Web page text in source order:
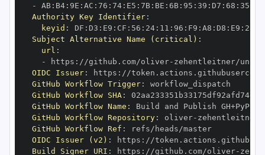
-
AB: B4: 9E : AC : 76 : 74: E5 : 7B: BE : 6B: 95 : 39 : D7 : 68 : 35
Authority Key Identifier:
keyid : DF : D3 : E9 : CF : 56 : 24: 11 : 96 : F9 : A8 : D8 : E9 : 28
Subject Alternative Name (critical) :
url :
-
https : //github.com/oliver- zehentleitner/
OIDC Issuer: https :
GitHub Workflow Trigger:
GitHub Workflow SHA:
GitHub Workflow Name :
GitHub Workflow Repository: oliver- zehentleitner/
GitHub Workflow Ref :
refs/heads/master
OIDC Issuer (v2) : https :
Build Signer URI : https : //github.com/oliver-